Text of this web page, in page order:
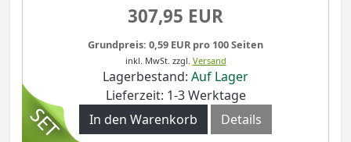
307,95 EUR
Grundpreis: 0,59 EUR pro 100 Seiten
inkl. MwSt. zzgl. Versand
Lagerbestand: Auf Lager
Lieferzeit: 1-3 Werktage
In den Warenkorb
Details